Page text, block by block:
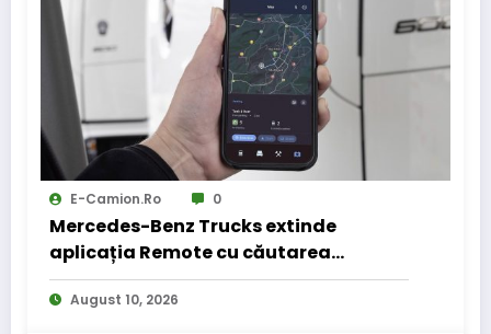
E-Camion.ro 0
Mercedes-Benz Trucks extinde
aplicația Remote cu căutarea
locurilor de parcare pentru șoferii de
camion
August 10, 2026